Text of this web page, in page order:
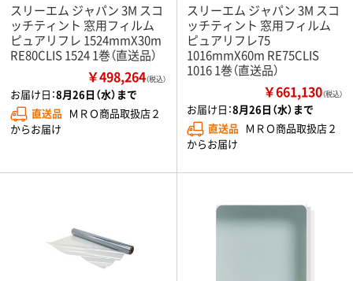
スリーエム ジャパン 3M スコ
ッチティント 窓用フィルム
ピュアリフレ 1524mmX30m
RE80CLIS 1524 1巻（直送品）
￥498,264（税込）
お届け日：8月26日（水）まで
直送品 ＭＲＯ商品取扱店２
からお届け
スリーエム ジャパン 3M スコ
ッチティント 窓用フィルム
ピュアリフレ75
1016mmX60m RE75CLIS
1016 1巻（直送品）
￥661,130（税込）
お届け日：8月26日（水）まで
直送品 ＭＲＯ商品取扱店２
からお届け